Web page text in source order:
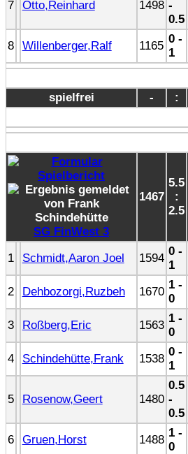
7 Otto,Reinhard 1498 -
0.5
8 Willenberger,Ralf 1165
0 -
1
spielfrei - :
SG FinWest 3
1467
5.5
:
2.5
1 Schmidt,Aaron Joel 1594
0 -
1
2 Dehbozorgi,Ruzbeh 1670
1 -
0
3 Roßberg,Eric 1563
1 -
0
4 Schindehütte,Frank 1538
0 -
1
5 Rosenow,Geert 1480
0.5
-
0.5
6 Gruen,Horst 1488
1 -
0